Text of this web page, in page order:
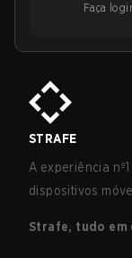
Faça
STRAFE
A experiência
dispositivos
Strafe, tudo em